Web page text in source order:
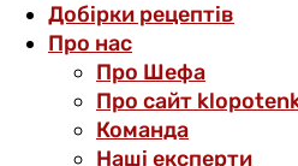
Добірки рецептів
Про нас
Про Шефа
Про сайт
Команда
Наші експерти